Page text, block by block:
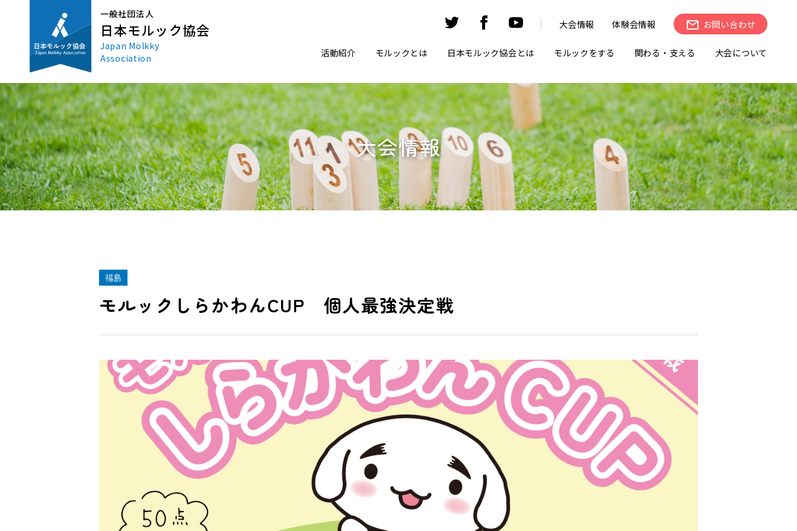
一般社団法人
日本モルック協会
Japan Mölkky
Association
大会情報 体験会情報 お問い合わせ
活動紹介 モルックとは 日本モルック協会とは モルックをする 関わる・支える 大会について
大会情報
福島
モルックしらかわんCUP 個人最強決定戦